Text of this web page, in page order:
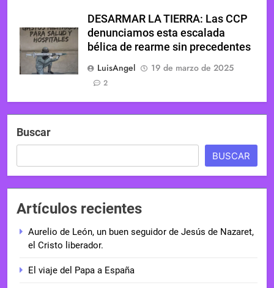
DESARMAR LA TIERRA: Las CCP
denunciamos esta escalada
bélica de rearme sin precedentes
LuisAngel
19 de marzo de 2025
2
Buscar
BUSCAR
Artículos recientes
Aurelio de León, un buen seguidor de Jesús de Nazaret,
el Cristo liberador.
El viaje del Papa a España